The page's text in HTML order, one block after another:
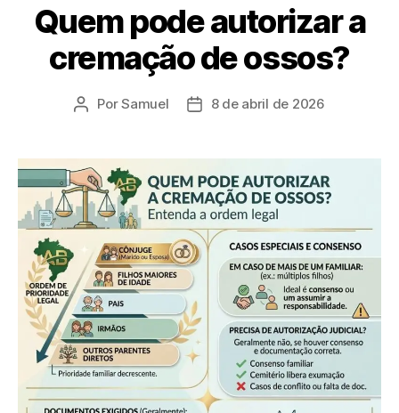
Quem pode autorizar a
cremação de ossos?
PorSamuel 8 de abril de 2026